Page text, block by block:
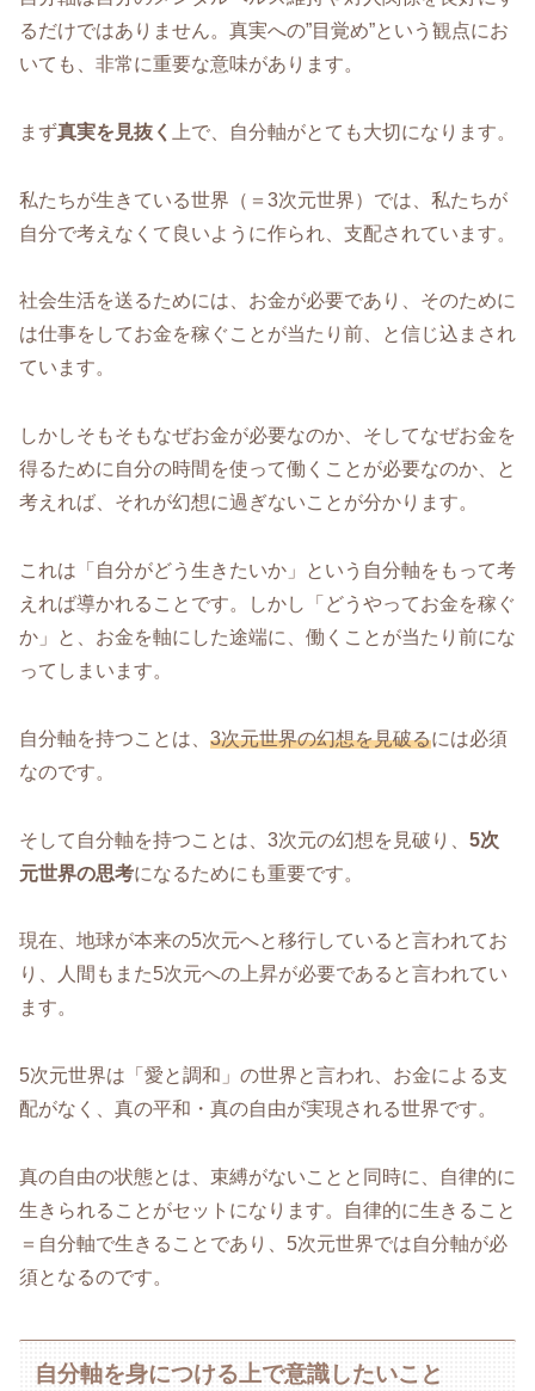
るだけではありません。真実への”目覚め”という観点にお
いても、非常に重要な意味があります。
まず真実を見抜く 上で、自分軸がとても大切になります。
私たちが生きている世界（＝3次元世界）では、私たちが
自分で考えなくて良いように作られ、支配されています。
社会生活を送るためには、お金が必要であり、そのために
は仕事をしてお金を稼ぐことが当たり前、と信じ込まされ
ています。
しかしそもそもなぜお金が必要なのか、そしてなぜお金を
得るために自分の時間を使って働くことが必要なのか、と
考えれば、それが幻想に過ぎないことが分かります。
これは「自分がどう生きたいか」という自分軸をもって考
えれば導かれることです。しかし「どうやってお金を稼ぐ
か」と、お金を軸にした途端に、働くことが当たり前にな
ってしまいます。
自分軸を持つことは、 3次元世界の幻想を見破るには必須
なのです。
そして自分軸を持つことは、3次元の幻想を見破り、 5次
元世界の思考になるためにも重要です。
現在、地球が本来の5次元へと移行していると言われてお
り、人間もまた5次元への上昇が必要であると言われてい
ます。
5次元世界は「愛と調和」の世界と言われ、お金による支
配がなく、真の平和・真の自由が実現される世界です。
真の自由の状態とは、束縛がないことと同時に、自律的に
生きられることがセットになります。自律的に生きること
＝自分軸で生きることであり、5次元世界では自分軸が必
須となるのです。
自分軸を身につける上で意識したいこと